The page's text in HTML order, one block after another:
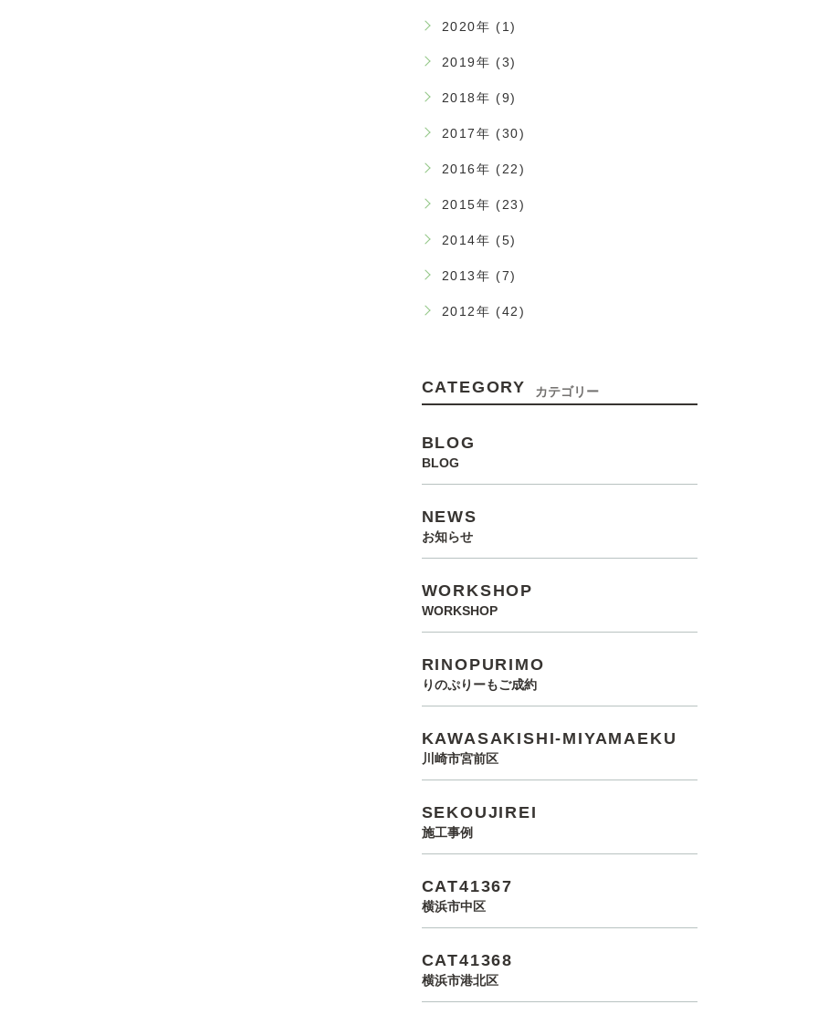
2020年 (1)
2019年 (3)
2018年 (9)
2017年 (30)
2016年 (22)
2015年 (23)
2014年 (5)
2013年 (7)
2012年 (42)
CATEGORY カテゴリー
BLOG
BLOG
NEWS
お知らせ
WORKSHOP
WORKSHOP
RINOPURIMO
りのぷりーもご成約
KAWASAKISHI-MIYAMAEKU
川崎市宮前区
SEKOUJIREI
施工事例
CAT41367
横浜市中区
CAT41368
横浜市港北区